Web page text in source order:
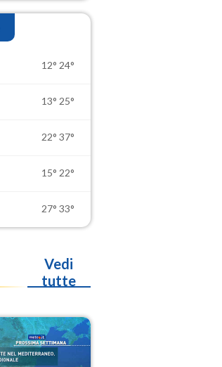
12° 24°
13° 25°
22° 37°
15° 22°
27° 33°
Vedi
tutte